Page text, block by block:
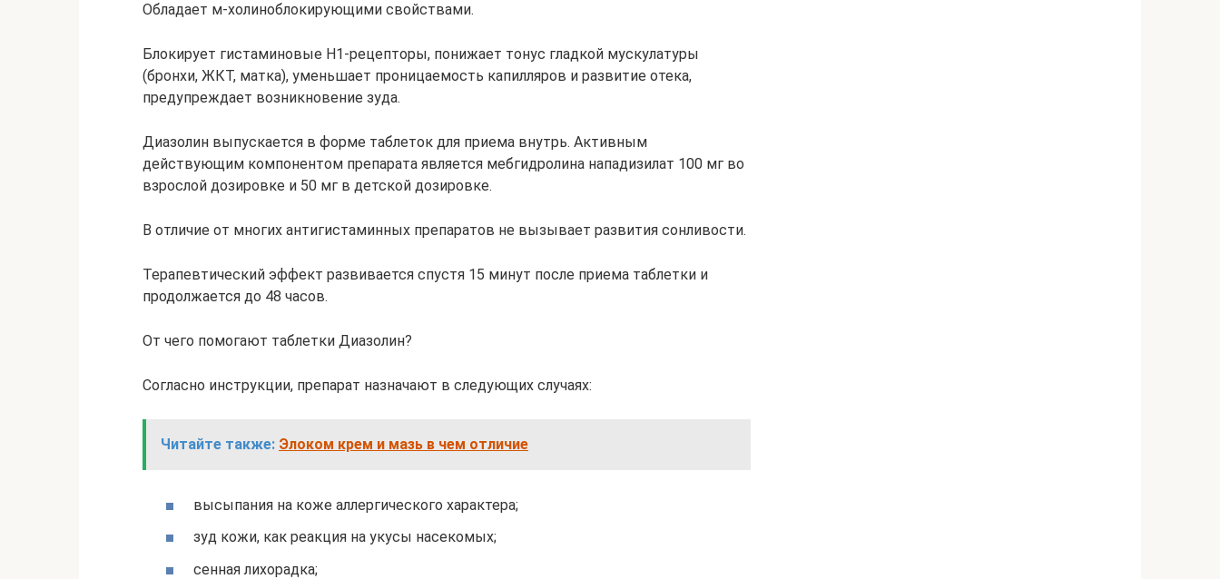
Обладает м-холиноблокирующими свойствами.
Блокирует гистаминовые H1-рецепторы, понижает тонус гладкой мускулатуры
(бронхи, ЖКТ, матка), уменьшает проницаемость капилляров и развитие отека,
предупреждает возникновение зуда.
Диазолин выпускается в форме таблеток для приема внутрь. Активным
действующим компонентом препарата является мебгидролина нападизилат 100 мг во
взрослой дозировке и 50 мг в детской дозировке.
В отличие от многих антигистаминных препаратов не вызывает развития сонливости.
Терапевтический эффект развивается спустя 15 минут после приема таблетки и
продолжается до 48 часов.
От чего помогают таблетки Диазолин?
Согласно инструкции, препарат назначают в следующих случаях:
Читайте также: Элоком крем и мазь в чем отличие
высыпания на коже аллергического характера;
зуд кожи, как реакция на укусы насекомых;
сенная лихорадка;